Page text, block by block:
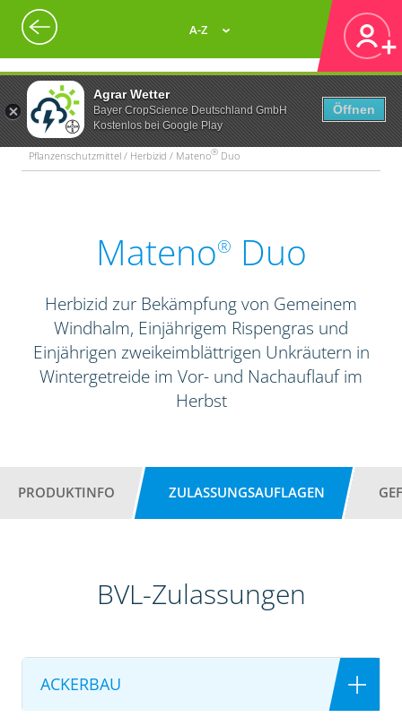
Agrar Wetter
Bayer CropScience Deutschland GmbH
Kostenlos bei Google Play
Öffnen
A-Z
Pflanzenschutzmittel / Herbizid / Mateno® Duo
Mateno® Duo
Herbizid zur Bekämpfung von Gemeinem
Windhalm, Einjährigem Rispengras und
Einjährigen zweikeimblättrigen Unkräutern in
Wintergetreide im Vor- und Nachauflauf im
Herbst
PRODUKTINFO ZULASSUNGSAUFLAGEN
BVL-Zulassungen
ACKERBAU